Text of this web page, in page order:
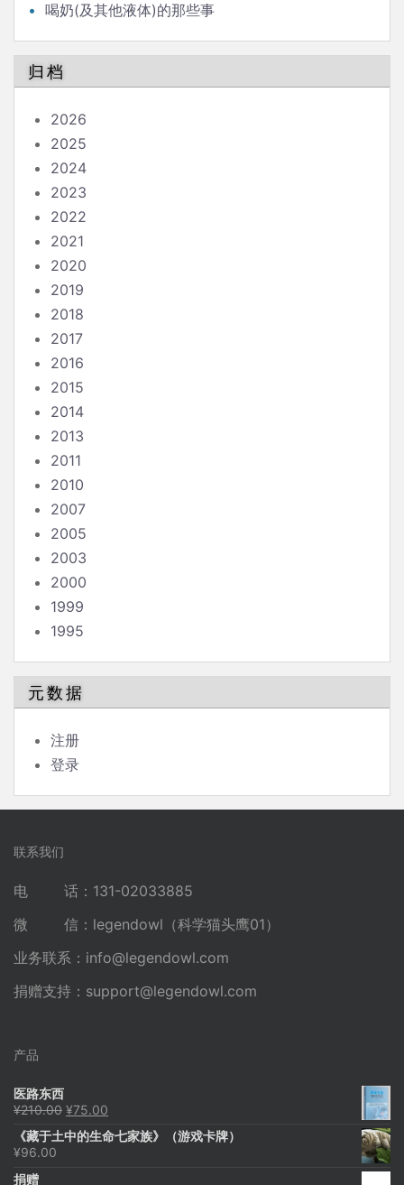
喝奶(及其他液体)的那些事
归档
2026
2025
2024
2023
2022
2021
2020
2019
2018
2017
2016
2015
2014
2013
2011
2010
2007
2005
2003
2000
1999
1995
元数据
注册
登录
联系我们
电 话：131-02033885
微 信：legendowl（科学猫头鹰01）
业务联系： info@legendowl.com
捐赠支持： support@legendowl.com
产品
医路东西
¥210.00 原
为：
¥75.00
价
《藏于土中的生命七家族》（游戏卡牌）
¥96.00
捐赠